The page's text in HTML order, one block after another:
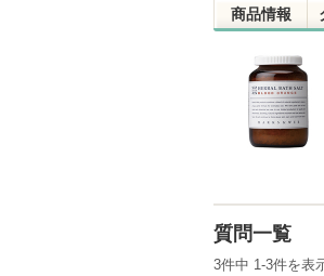
商品情報
質問一覧
3件中 1-3件を表